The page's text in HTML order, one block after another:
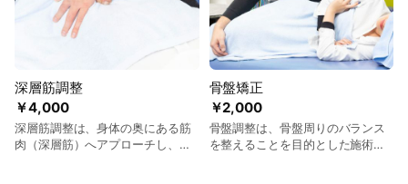
￥4,000
深層筋調整
深層筋調整は、身体の奥にある筋
肉（深層筋）へアプローチし、バ
￥2,000
骨盤矯正
骨盤調整は、骨盤周りのバランス
を整えることを目的とした施術で